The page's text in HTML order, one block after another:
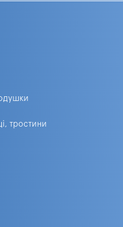
тростини